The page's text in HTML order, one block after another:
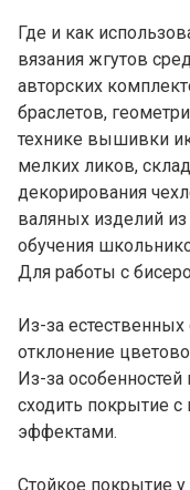
Где и как
вязания жгутов
авторских
браслетов,
технике вышивки
мелких ликов,
декорирования
валяных изделий
обучения
Для работы с
Из-за
отклонение
Из-за
сходить покрытие
эффектами.
Стойкое покрытие